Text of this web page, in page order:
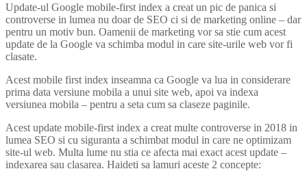
Update-ul Google mobile-first index a creat un pic de panica si
controverse in lumea nu doar de SEO ci si de marketing online – dar
pentru un motiv bun. Oamenii de marketing vor sa stie cum acest
update de la Google va schimba modul in care site-urile web vor fi
clasate.
Acest mobile first index inseamna ca Google va lua in considerare
prima data versiune mobila a unui site web, apoi va indexa
versiunea mobila – pentru a seta cum sa claseze paginile.
Acest update mobile-first index a creat multe controverse in 2018 in
lumea SEO si cu siguranta a schimbat modul in care ne optimizam
site-ul web. Multa lume nu stia ce afecta mai exact acest update –
indexarea sau clasarea. Haideti sa lamuri aceste 2 concepte: